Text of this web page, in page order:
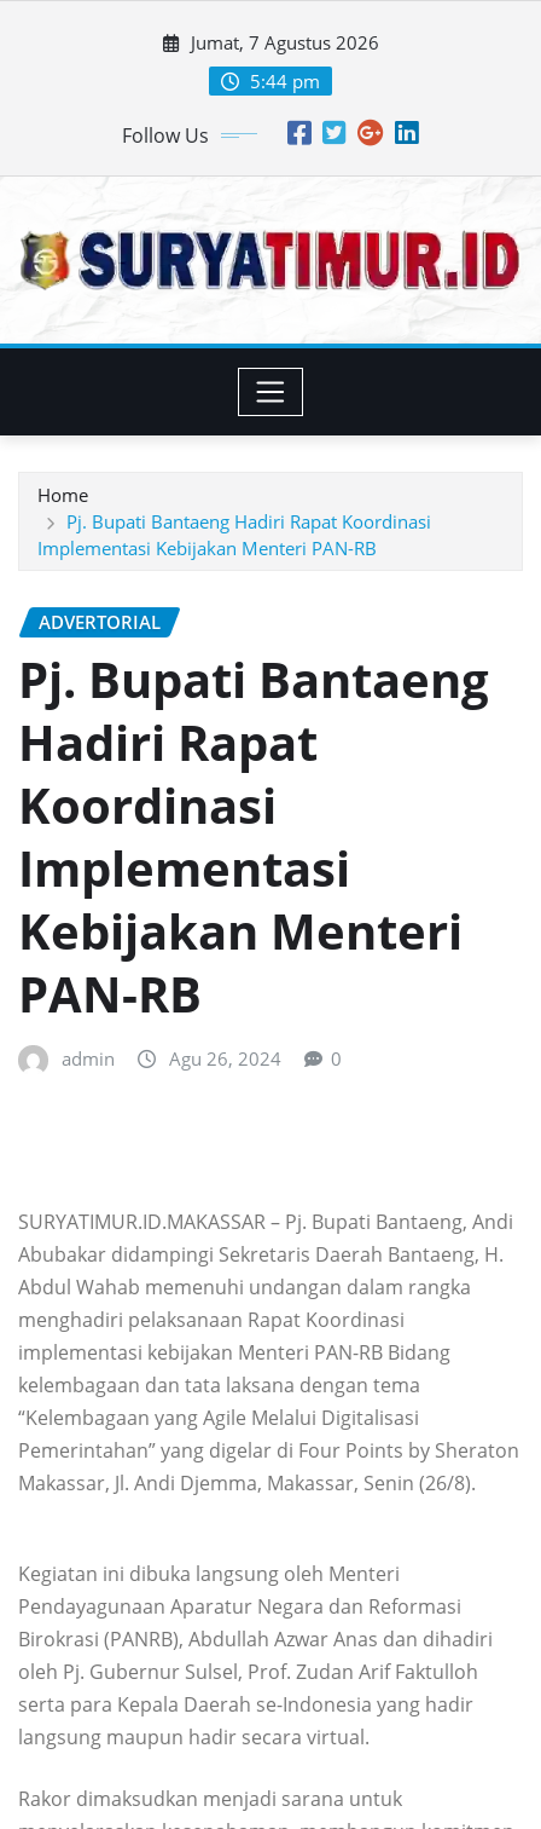
Jumat, 7 Agustus 2026
5:44 pm
Follow Us
Home
Pj. Bupati Bantaeng Hadiri Rapat Koordinasi
Implementasi Kebijakan Menteri PAN-RB
ADVERTORIAL
Pj. Bupati Bantaeng
Hadiri Rapat
Koordinasi
Implementasi
Kebijakan Menteri
PAN-RB
admin Agu 26, 2024 0
SURYATIMUR.ID.MAKASSAR – Pj. Bupati Bantaeng, Andi
Abubakar didampingi Sekretaris Daerah Bantaeng, H.
Abdul Wahab memenuhi undangan dalam rangka
menghadiri pelaksanaan Rapat Koordinasi
implementasi kebijakan Menteri PAN-RB Bidang
kelembagaan dan tata laksana dengan tema
“Kelembagaan yang Agile Melalui Digitalisasi
Pemerintahan” yang digelar di Four Points by Sheraton
Makassar, Jl. Andi Djemma, Makassar, Senin (26/8).
Kegiatan ini dibuka langsung oleh Menteri
Pendayagunaan Aparatur Negara dan Reformasi
Birokrasi (PANRB), Abdullah Azwar Anas dan dihadiri
oleh Pj. Gubernur Sulsel, Prof. Zudan Arif Faktulloh
serta para Kepala Daerah se-Indonesia yang hadir
langsung maupun hadir secara virtual.
Rakor dimaksudkan menjadi sarana untuk